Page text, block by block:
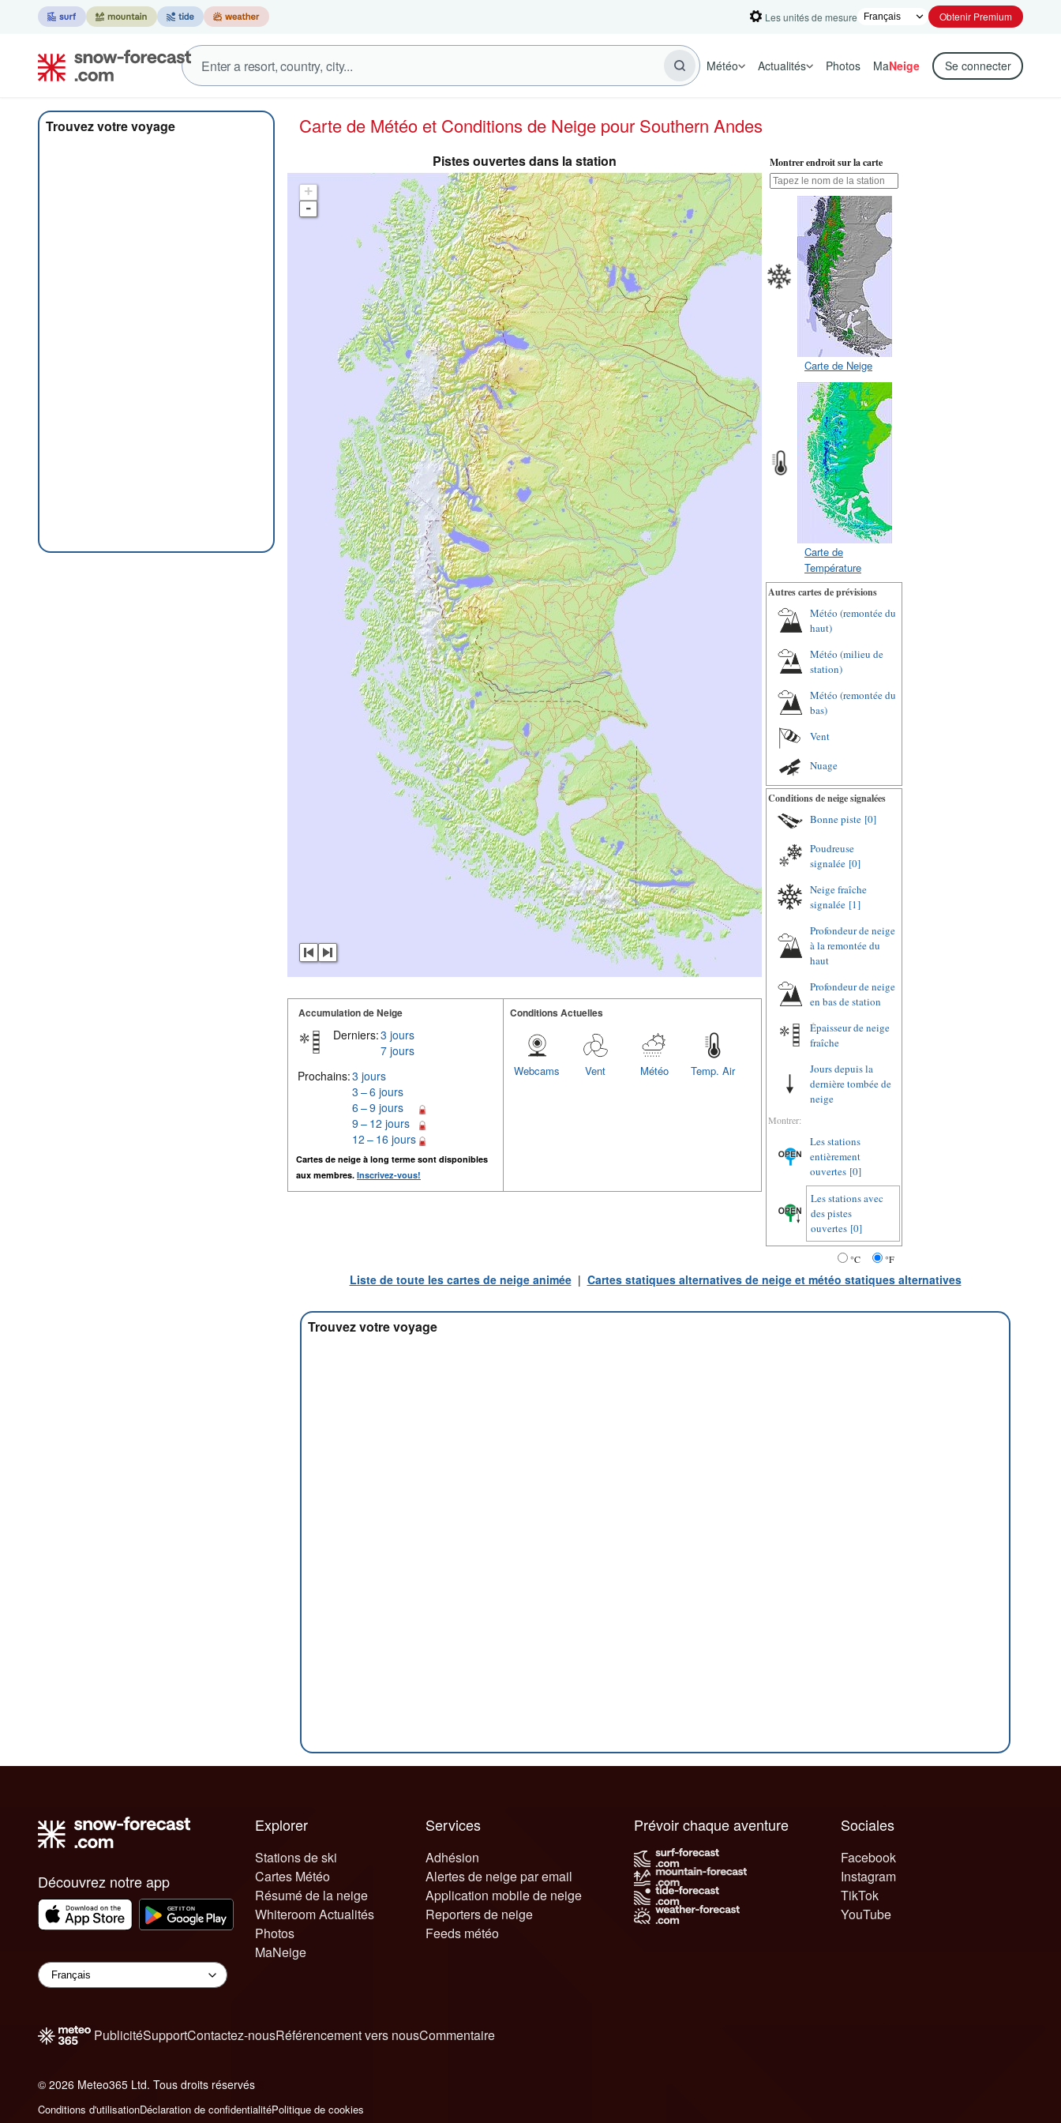
Les unités de mesure Obtenir Premium
Météo Actualités Photos MaNeige Se connecter
Trouvez votre voyage Carte de Météo et Conditions de Neige pour Southern Andes
Pistes ouvertes dans la station
+
-
Accumulation de Neige
Derniers:3 jours
7 jours
Prochains:3 jours
3 – 6 jours
6 – 9 jours
9 – 12 jours
12 – 16 jours
Cartes de neige à long terme sont disponibles
aux membres. Inscrivez-vous!
Conditions Actuelles
Temp. Air
Météo
Vent
Webcams
Montrer endroit sur la carte
Carte de Neige
Carte de
Température
Autres cartes de prévisions
Météo (remontée du
haut)
Météo (milieu de
station)
Météo (remontée du
bas)
Vent
Nuage
Conditions de neige signalées
Bonne piste [0]
Poudreuse
signalée [0]
Neige fraîche
signalée [1]
Profondeur de neige
à la remontée du
haut
Profondeur de neige
en bas de station
Épaisseur de neige
fraîche
Jours depuis la
dernière tombée de
neige
Montrer:
Les stations
entièrement
ouvertes [0]
Les stations avec
des pistes
ouvertes [0]
°C °F
Liste de toute les cartes de neige animée| Cartes statiques alternatives de neige et météo statiques alternatives
Trouvez votre voyage
Découvrez notre app
Explorer
Stations de ski
Cartes Météo
Résumé de la neige
Whiteroom Actualités
Photos
MaNeige
Services
Adhésion
Alertes de neige par email
Application mobile de neige
Reporters de neige
Feeds météo
Sociales
Facebook
Instagram
TikTok
YouTube
Prévoir chaque aventure
PublicitéSupportContactez-nousRéférencement vers nousCommentaire
© 2026 Meteo365 Ltd. Tous droits réservés
Conditions d'utilisationDéclaration de confidentialitéPolitique de cookies